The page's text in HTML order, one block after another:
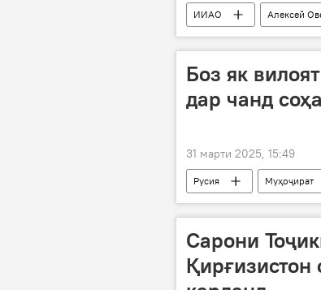
ИИАО Алексей
Боз як
дар чанд
31 марти 2025, 15:49
Русия Муҳоҷират
Сарони